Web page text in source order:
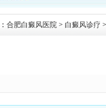
： 合肥白癜风医院 > 白癜风诊疗 >